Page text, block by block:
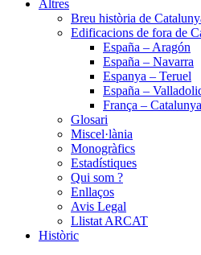
Altres
Breu història de
Edificacions de fora de
España – Aragón
España – Navarra
Espanya – Teruel
España –
França –
Glosari
Miscel·lània
Monogràfics
Estadístiques
Qui som ?
Enllaços
Avis Legal
Llistat ARCAT
Històric